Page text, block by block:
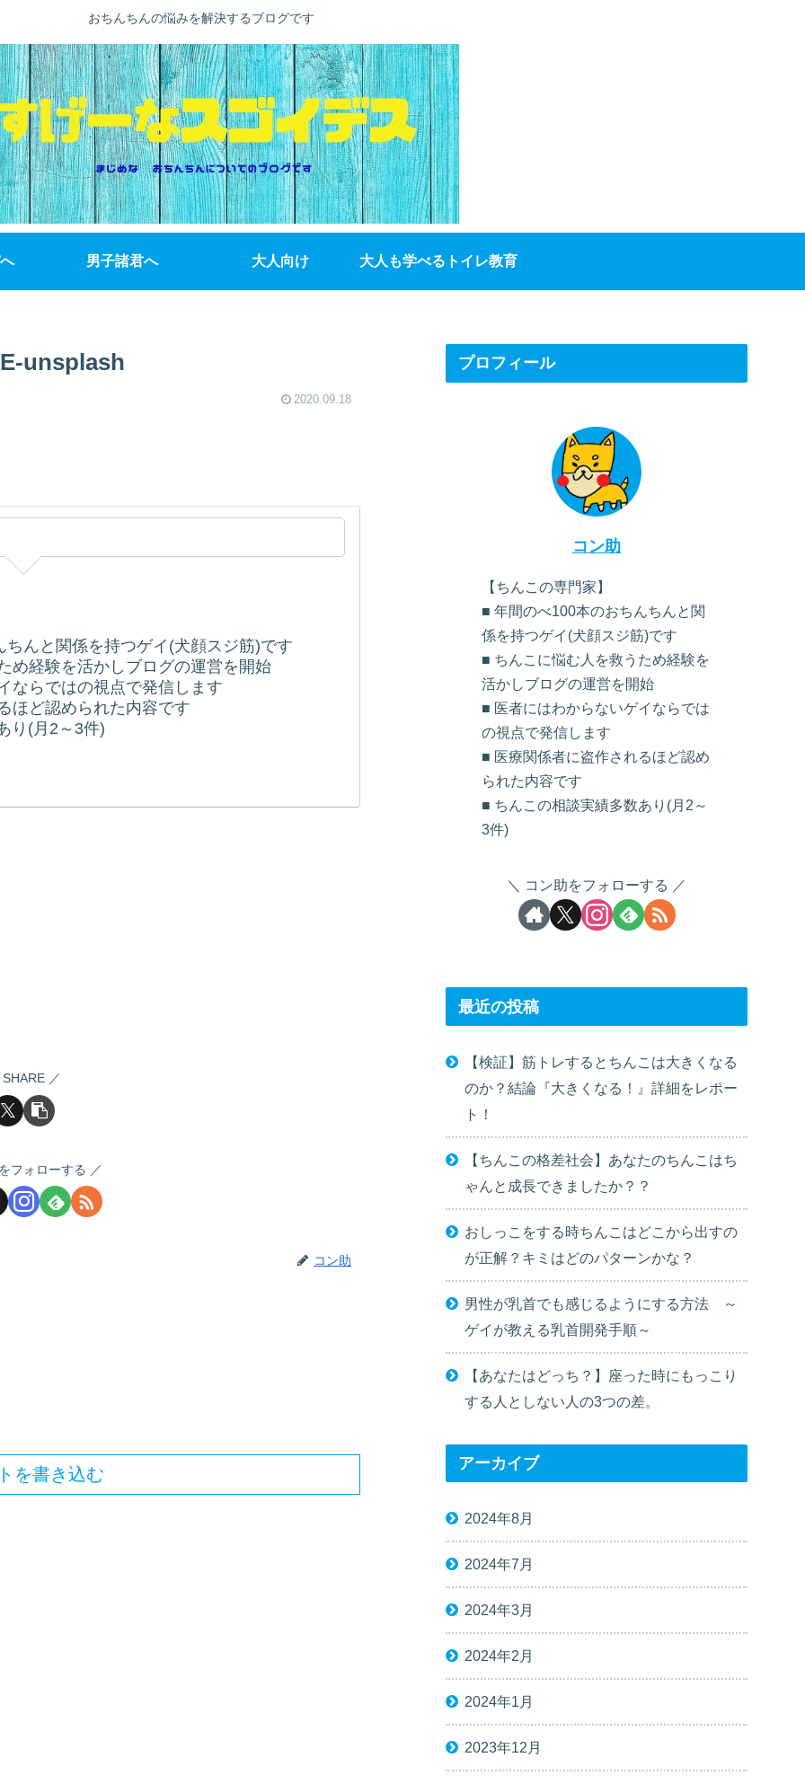
おちんちんの悩みを解決するブログです
男子諸君へ 大人向け 大人も学べるトイレ教育
unsplash
2020.09.18
んと関係を持つゲイ(犬顔スジ筋)です
め経験を活かしブログの運営を開始
ならではの視点で発信します
ほど認められた内容です
り(月2～3件)
SHARE
フォローする
コン助
を書き込む
プロフィール
コン助
【ちんこの専門家】
■ 年間のべ100本のおちんちんと関
係を持つゲイ(犬顔スジ筋)です
■ ちんこに悩む人を救うため経験を
活かしブログの運営を開始
■ 医者にはわからないゲイならでは
の視点で発信します
■ 医療関係者に盗作されるほど認め
られた内容です
■ ちんこの相談実績多数あり(月2～
3件)
コン助をフォローする
最近の投稿
【検証】筋トレするとちんこは大きくなる
のか？結論『大きくなる！』詳細をレポー
ト！
【ちんこの格差社会】あなたのちんこはち
ゃんと成長できましたか？？
おしっこをする時ちんこはどこから出すの
が正解？キミはどのパターンかな？
男性が乳首でも感じるようにする方法 ～
ゲイが教える乳首開発手順～
【あなたはどっち？】座った時にもっこり
する人としない人の3つの差。
アーカイブ
2024年8月
2024年7月
2024年3月
2024年2月
2024年1月
2023年12月